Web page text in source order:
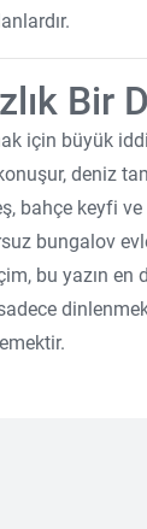
Bir
için büyük
deniz
bahçe keyfi ve
bungalov
bu yazın en